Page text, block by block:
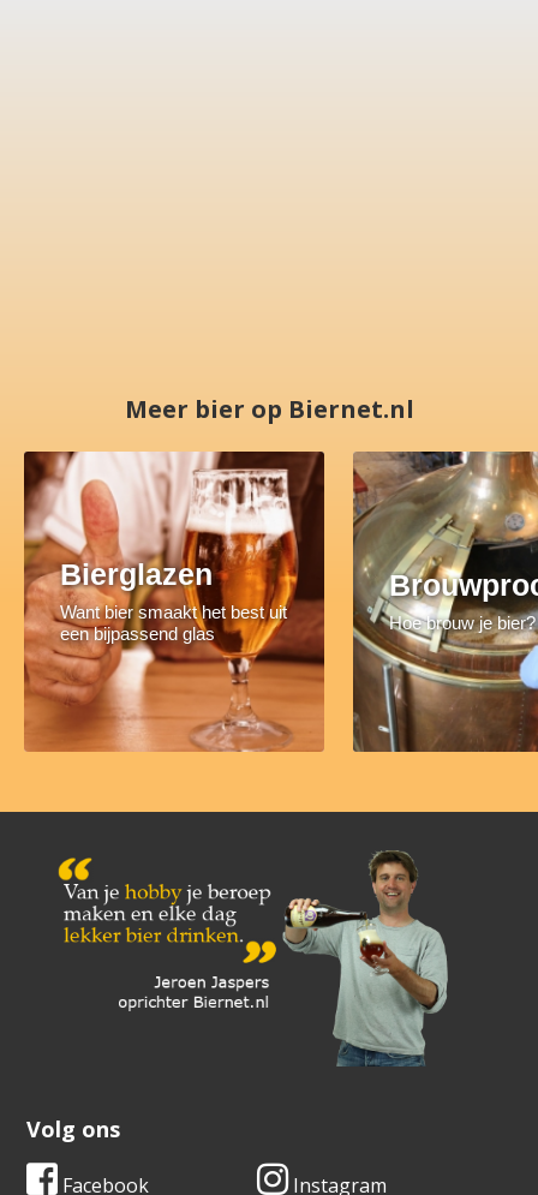
Meer bier op Biernet.nl
Bierglazen
Want bier smaakt het best uit
een bijpassend glas
Hoe brouw je bier?
Volg ons
Facebook Instagram